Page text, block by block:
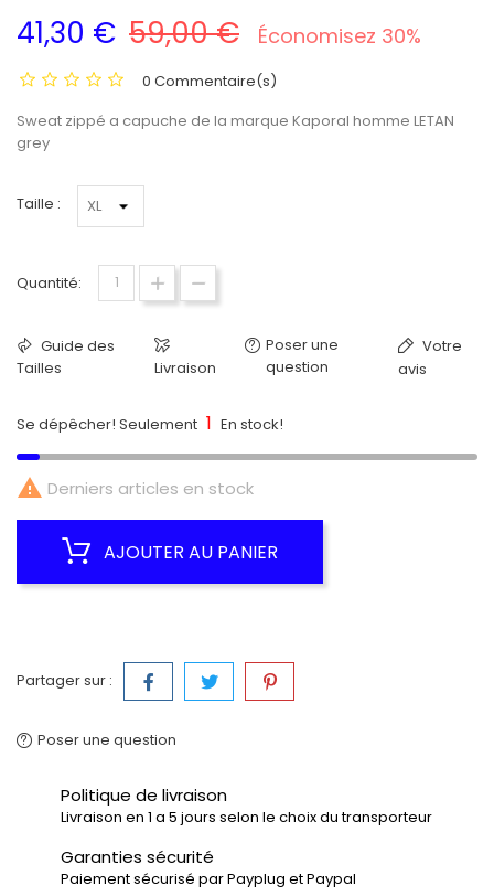
41,30 € 59,00 € Économisez 30%
0 Commentaire(s)
Sweat zippé a capuche de la marque Kaporal homme LETAN
grey
Taille :
Quantité:
Guide des
Tailles
Livraison
Poser une
question
Votre
avis
Se dépêcher! Seulement 1 En stock!
 Derniers articles en stock
AJOUTER AU PANIER
Partager sur :
Poser une question
Politique de livraison
Livraison en 1 a 5 jours selon le choix du transporteur
Garanties sécurité
Paiement sécurisé par Payplug et Paypal